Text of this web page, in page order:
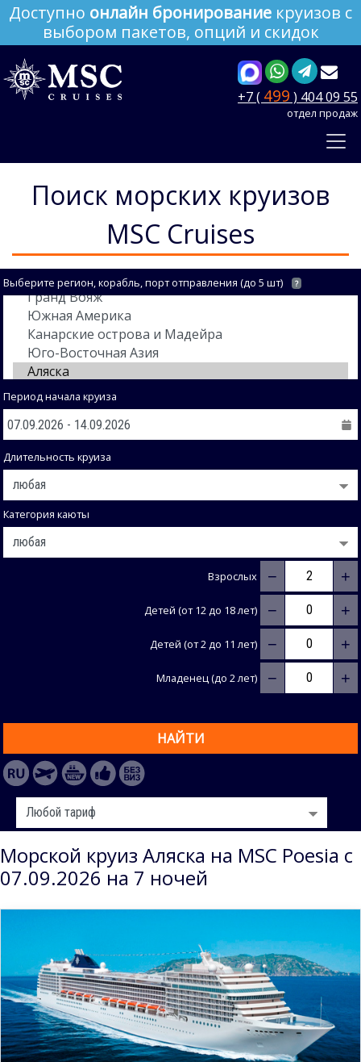
Доступно онлайн бронирование круизов с
выбором пакетов, опций и скидок
+7 ( 499 ) 404 09 55
отдел продаж
Поиск морских круизов
MSC Cruises
Выберите регион, корабль, порт отправления (до 5 шт) ?
Период начала круиза
Длительность круиза
Категория каюты
Взрослых − +
Детей (от 12 до 18 лет) − +
Детей (от 2 до 11 лет) − +
Младенец (до 2 лет) − +
НАЙТИ
Морской круиз Аляска на MSC Poesia с
07.09.2026 на 7 ночей